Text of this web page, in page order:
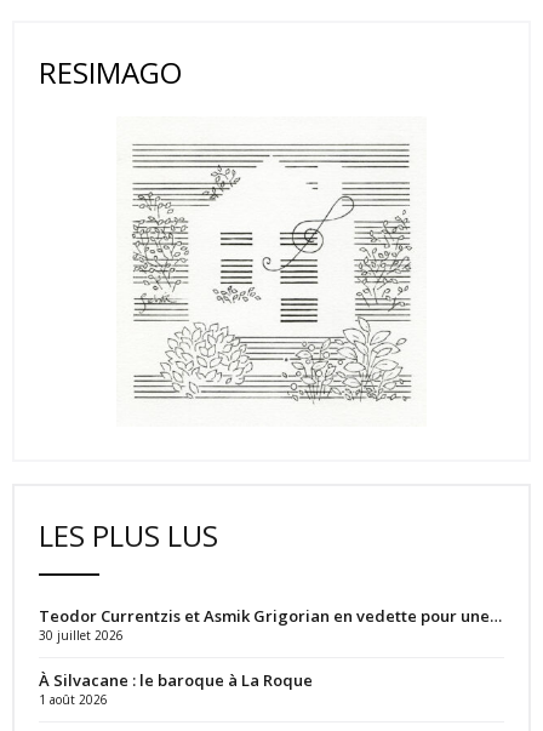
RESIMAGO
LES PLUS LUS
Teodor Currentzis et Asmik Grigorian en vedette pour une…
30 juillet 2026
À Silvacane : le baroque à La Roque
1 août 2026